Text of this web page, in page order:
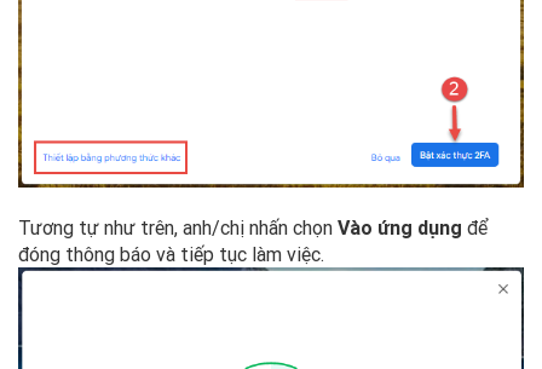
Tương tự như trên, anh/chị nhấn chọn Vào ứng dụng để
đóng thông báo và tiếp tục làm việc.